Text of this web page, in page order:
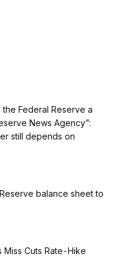
Federal Reserve a
News Agency”:
still depends on
balance sheet to
Miss Cuts Rate-Hike